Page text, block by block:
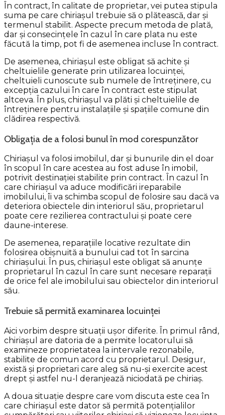
În contract, în calitate de proprietar, vei putea stipula
suma pe care chiriașul trebuie să o plătească, dar și
termenul stabilit. Aspecte precum metoda de plată,
dar și consecințele în cazul în care plata nu este
făcută la timp, pot fi de asemenea incluse în contract.
De asemenea, chiriașul este obligat să achite și
cheltuielile generate prin utilizarea locuinței,
cheltuieli cunoscute sub numele de întreținere, cu
excepția cazului în care în contract este stipulat
altceva. În plus, chiriașul va plăti și cheltuielile de
întreținere pentru instalațiile și spațiile comune din
clădirea respectivă.
Obligația de a folosi bunul în mod corespunzător
Chiriașul va folosi imobilul, dar și bunurile din el doar
în scopul în care acestea au fost aduse în imobil,
potrivit destinației stabilite prin contract. În cazul în
care chiriașul va aduce modificări ireparabile
imobilului, îi va schimba scopul de folosire sau dacă va
deteriora obiectele din interiorul său, proprietarul
poate cere rezilierea contractului și poate cere
daune-interese.
De asemenea, reparațiile locative rezultate din
folosirea obișnuită a bunului cad tot în sarcina
chiriașului. În pus, chiriașul este obligat să anunțe
proprietarul în cazul în care sunt necesare reparații
de orice fel ale imobilului sau obiectelor din interiorul
său.
Trebuie să permită examinarea locuinței
Aici vorbim despre situații ușor diferite. În primul rând,
chiriașul are datoria de a permite locatorului să
examineze proprietatea la intervale rezonabile,
stabilite de comun acord cu proprietarul. Desigur,
există și proprietari care aleg să nu-și exercite acest
drept și astfel nu-l deranjează niciodată pe chiriaș.
A doua situație despre care vom discuta este cea în
care chiriașul este dator să permită potențialilor